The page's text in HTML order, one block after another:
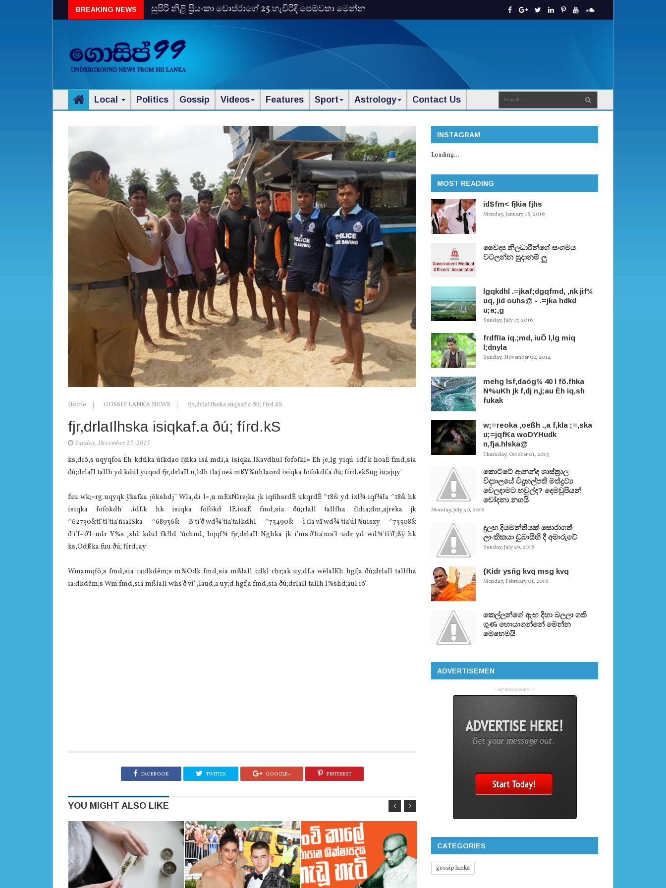
BREAKING NEWS සුපිරි නිළි ප්‍රියංකා චොප්රාගේ 25 හැවිරිදි පෙම්වතා මෙන්න
Local Politics Gossip Videos Features Sport Astrology Contact Us
Home GOSSIP LANKA NEWS fjr,drlaIlhska isiqkaf.a ðú; fírd.kS
fjr,drlaIlhska isiqkaf.a ðú; fírd.kS
Sunday, December 27, 2015
ks,dfõ,s uqyqfoa Èh kdñka úfkdao fjñka isá mdi,a isiqka lKavdhul fofofkl= Èh je,lg yiqú .idf.k hoaÈ fmd,sia
ðú;drlaIl tallh yd kdúl yuqod fjr,drlaIl n,ldh tlaj oeä mßY%uhlaord isiqka fofokdf.a ðú; fírd.ekSug iu;ajqy'
fuu wk;=rg uqyqk ÿkafka jõkshdj" Wla,dï l=,u mÈxÑlrejka jk iqfihsrdÊ ukqrdÊ ^18& yd ixl¾ iqf¾Ia ^18& hk
isiqka fofokdh' .idf.k hk isiqka fofokd lE.ioaÈ fmd,sia ðú;rlaIl tallfha fldia;dm,ajreka jk
^62730&tï'tï'tia'ñialSka ^68936& B'tï'ð'wd¾'tia'talkdhl ^73490& ì'fla'vä'wd¾'tia'úl%uisxy ^73508&
ð'ì'f–'ð'l=udr Y%s ,xld kdúl fk!ld “úchnd, lojqf¾ fjr,drlaIl Nghka jk ì'ms'ð'tia'ms'l=udr yd wd¾'tï'ð';ßÿ hk
ks,Odßka fuu ðú; fírd.;ay'
Wmamqfõ,s fmd,sia ia:dkdêm;s m%Odk fmd,sia mßlaIl cdkl chr;ak uy;df.a wëlaIKh hgf;a ðú;drlaIl tallfha
ia:dkdêm;s Wm fmd,sia mßlaIl whs'ð'ví' ,laud,a uy;d hgf;a fmd,sia ðú;drlaIl tallh l%shd;aul fõ'
FACEBOOK TWITTER GOOGLE+ PINTEREST
YOU MIGHT ALSO LIKE
INSTAGRAM
Loading...
MOST READING
id$fm< fjkia fjhs
Monday, January 18, 2016
වෛද්‍ය නිලධාරීන්ගේ සංගමය
වටලන්න සුදානම් ලු
lgqkdhl .=jkaf;dgqfmd, ,nk jif¾
uq, jid ouhs@ - .=jka hdkd
u;a;,g
Sunday, July 17, 2016
frdfïIa iq.;md, iuÕ l,lg miq
l;dnyla
Sunday, November 02, 2014
mehg lsf,daóg¾ 40 l fõ.fhka
N%uKh jk f,dj n,j;au Èh iq,sh
fukak
w;=reoka ,oeßh .,a f,kla ;=,ska
u;=jqfKa woDYHudk
n,fja.hlska@
Thursday, October 01, 2015
කොට්ටේ ආනන්ද ශාස්ත‍්‍රාල
විද්‍යාලයේ විදුහල්පති මත්ද්‍රව්‍ය
වෙලදාමට හවුල්ද? දෙමවුපියන්
චෝදනා නගයි
Monday, July 30, 2018
දුලභ දියමන්තියක් සොරාගත්
ලාංකිකයා ඩුබායිහි දී අමාරුවේ
Sunday, July 29, 2018
{Kidr ysñg kvq msg kvq
Monday, February 01, 2016
කෙල්ලන්ගේ ඇඟ දිහා බලලා ගති
ගුණ හොයාගන්නේ මෙන්න
මෙහෙමයි
ADVERTISEMEN
- ADVERTISEMENT -
CATEGORIES
gossip lanka